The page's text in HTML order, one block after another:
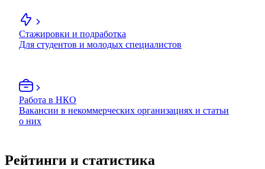
Стажировки и подработка
Для студентов и молодых специалистов
Работа в НКО
Вакансии в некоммерческих организациях и статьи
о них
Рейтинги и статистика